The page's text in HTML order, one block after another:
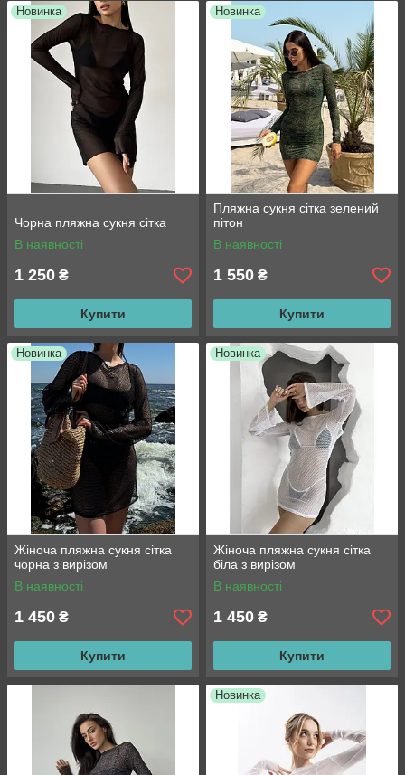
Новинка
Чорна пляжна сукня сітка
В наявності
1 250 ₴
Купити
Новинка
Пляжна сукня сітка зелений
пітон
В наявності
1 550 ₴
Купити
Новинка
Жіноча пляжна сукня сітка
чорна з вирізом
В наявності
1 450 ₴
Купити
Новинка
Жіноча пляжна сукня сітка
біла з вирізом
В наявності
1 450 ₴
Купити
Новинка